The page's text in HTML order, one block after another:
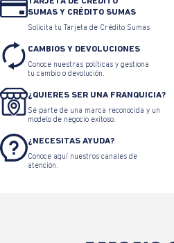
SUMAS Y CRÉDITO SUMAS
Solicita tu Tarjeta de Crédito Sumas
CAMBIOS Y DEVOLUCIONES
Conoce nuestras políticas y gestiona
tu cambio o devolución.
¿QUIERES SER UNA FRANQUICIA?
Sé parte de una marca reconocida y un
modelo de negocio exitoso.
¿NECESITAS AYUDA?
Conoce aquí nuestros canales de
atención.